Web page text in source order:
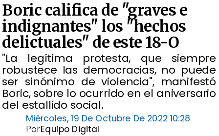
Boric califica de "graves e
indignantes" los "hechos
delictuales" de este 18-O
"La legítima protesta, que siempre
robustece las democracias, no puede
ser sinónimo de violencia", manifestó
Boric, sobre lo ocurrido en el aniversario
del estallido social.
Miércoles, 19 De Octubre De 2022 10:28
Equipo Digital
Por